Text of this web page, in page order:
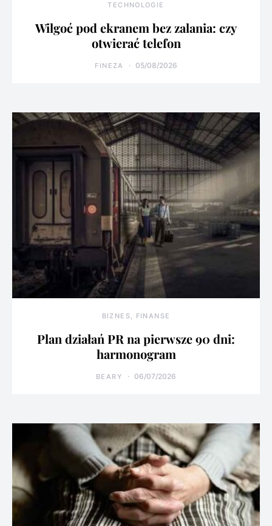
TECHNOLOGIE
Wilgoć pod ekranem bez zalania: czy
otwierać telefon
FINEZA 05/08/2026
BIZNES, FINANSE
Plan działań PR na pierwsze 90 dni:
harmonogram
BEARY 06/07/2026